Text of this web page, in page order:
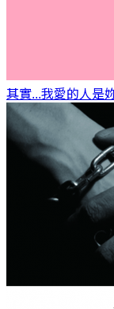
其實...我愛的人是